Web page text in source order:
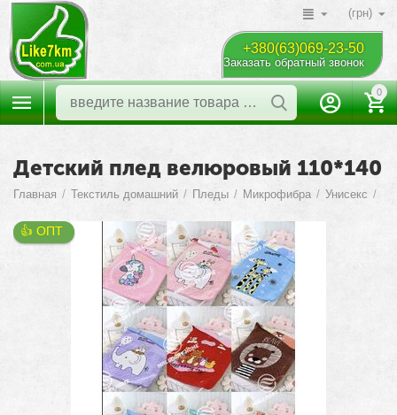
(грн)
+380(63)069-23-50
Заказать обратный звонок
0
Детский плед велюровый 110*140
Главная / Текстиль домашний / Пледы / Микрофибра / Унисекс /